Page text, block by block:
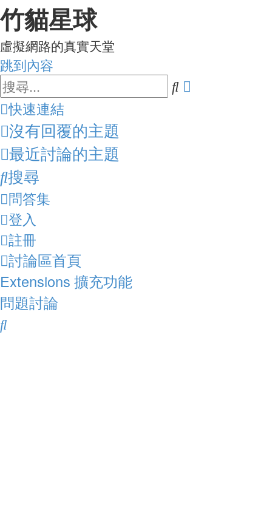
竹貓星球
虛擬網路的真實天堂
跳到內容
搜
快速連結
沒有回覆的主題
最近討論的主題
搜尋
問答集
登入
註冊
討論區首頁
Extensions 擴充功能
問題討論